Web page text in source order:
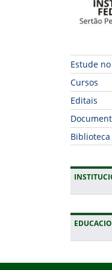
Estude no
Cursos
Editais
Biblioteca